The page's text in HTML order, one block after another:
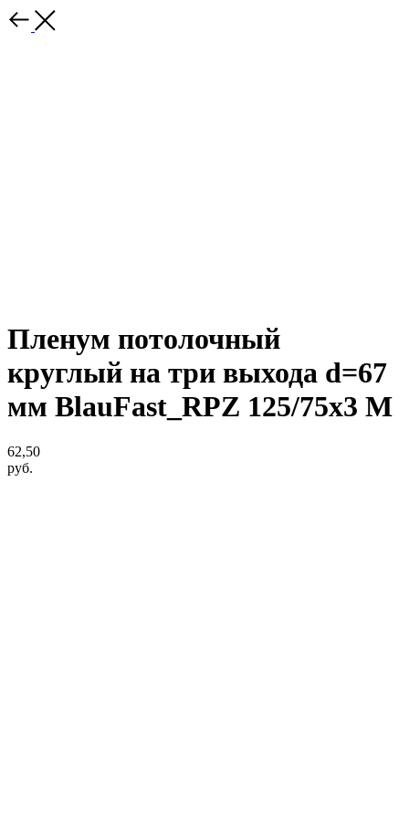
Пленум потолочный
круглый на три выхода d=67
мм BlauFast_RPZ 125/75х3 M
62,50
руб.